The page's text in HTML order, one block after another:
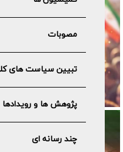
مصوبات
تبیین سیاست های
پژوهش ها و رویدادها
چند رسانه ای